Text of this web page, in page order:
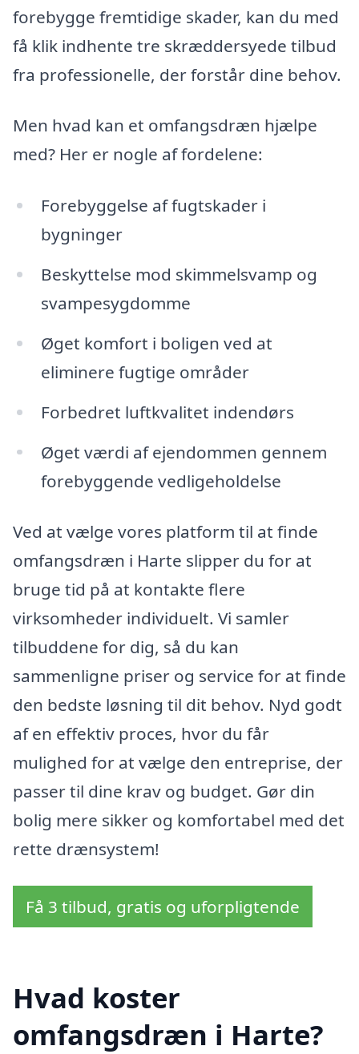
forebygge fremtidige skader, kan du med
få klik indhente tre skræddersyede tilbud
fra professionelle, der forstår dine behov.
Men hvad kan et omfangsdræn hjælpe
med? Her er nogle af fordelene:
Forebyggelse af fugtskader i
bygninger
Beskyttelse mod skimmelsvamp og
svampesygdomme
Øget komfort i boligen ved at
eliminere fugtige områder
Forbedret luftkvalitet indendørs
Øget værdi af ejendommen gennem
forebyggende vedligeholdelse
Ved at vælge vores platform til at finde
omfangsdræn i Harte slipper du for at
bruge tid på at kontakte flere
virksomheder individuelt. Vi samler
tilbuddene for dig, så du kan
sammenligne priser og service for at finde
den bedste løsning til dit behov. Nyd godt
af en effektiv proces, hvor du får
mulighed for at vælge den entreprise, der
passer til dine krav og budget. Gør din
bolig mere sikker og komfortabel med det
rette drænsystem!
Få 3 tilbud, gratis og uforpligtende
Hvad koster
omfangsdræn i Harte?